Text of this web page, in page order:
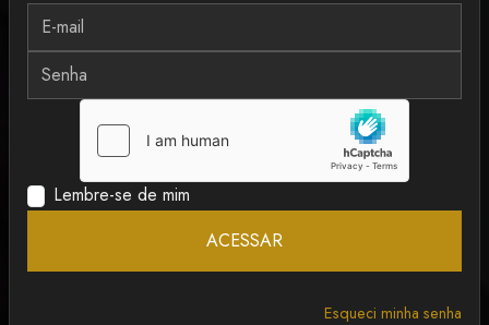
MAIS RECENTE
ANCAPSU
Lembre-se de mim
ACESSAR
Esqueci minha senha